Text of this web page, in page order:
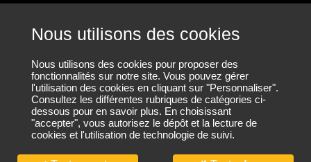
Nous utilisons des cookies
Nous utilisons des cookies pour proposer des
fonctionnalités sur notre site. Vous pouvez gérer
l'utilisation des cookies en cliquant sur "Personnaliser".
Consultez les différentes rubriques de catégories ci-
dessous pour en savoir plus. En choisissant
"accepter", vous autorisez le dépôt et la lecture de
cookies et l'utilisation de technologie de suivi.
Mentions légales
Protection des données personnelles
Plan du site
Nous contacter